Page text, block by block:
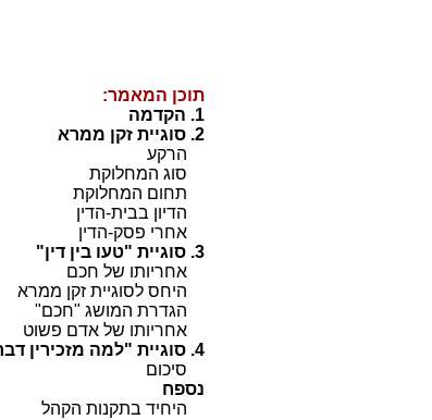
תוכן המאמר:
1. הקדמה
2. סוגיית זקן ממרא
הרקע
סוג המחלוקת
תחום המחלוקת
הדיון בבית-הדין
אחרי פסק-הדין
3. סוגיית "טעו בין דין"
אחריותו של חכם
היחס לסוגיית זקן ממרא
הגדרת המושג "חכם"
אחריותו של אדם פשוט
4. סוגיית "למה מזכירין דברי היחיד"
סיכום
נספח
היחיד בתקנות הקהל